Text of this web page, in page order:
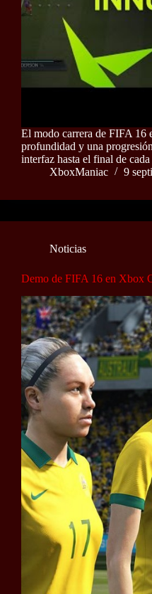
El modo carrera de FIFA 16
profundidad y una
interfaz hasta el final de
XboxManiac
9
Noticias
Demo de FIFA 16 en Xbox